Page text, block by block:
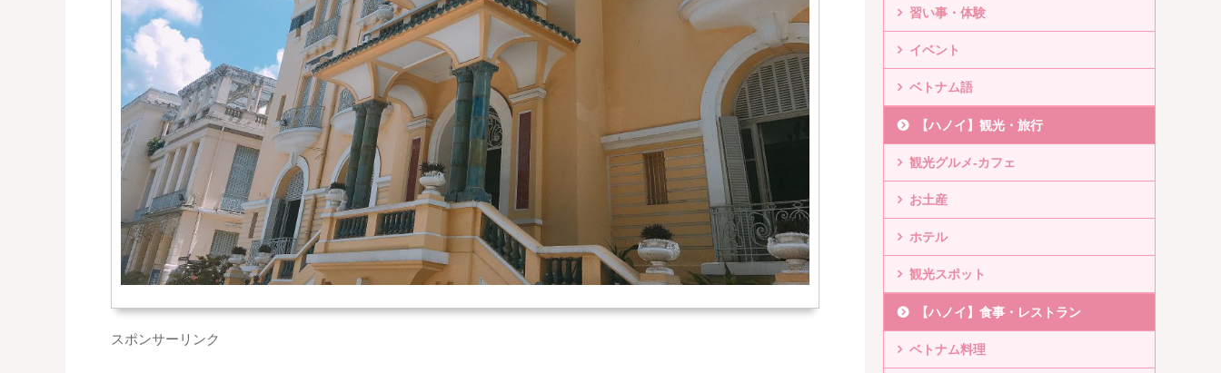
スポンサーリンク
習い事・体験
イベント
ベトナム語
【ハノイ】観光・旅行
観光グルメ-カフェ
お土産
ホテル
観光スポット
【ハノイ】食事・レストラン
ベトナム料理